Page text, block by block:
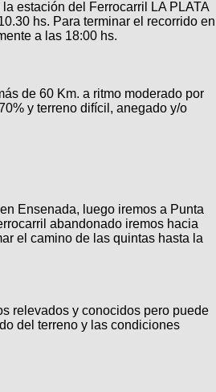
estación del Ferrocarril LA PLATA
hs. Para terminar el recorrido en
a las 18:00 hs.
de 60 Km. a ritmo moderado por
y terreno difícil, anegado y/o
Ensenada, luego iremos a Punta
abandonado iremos hacia
el camino de las quintas hasta la
relevados y conocidos pero puede
del terreno y las condiciones